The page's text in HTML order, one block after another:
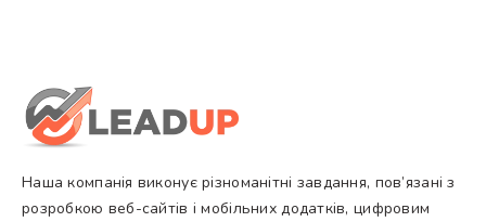
Наша компанія виконує різноманітні завдання, пов’язані з
розробкою веб-сайтів і мобільних додатків, цифровим